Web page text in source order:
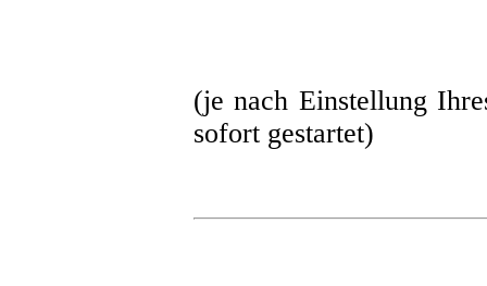
(je nach Einstellung
sofort gestartet)